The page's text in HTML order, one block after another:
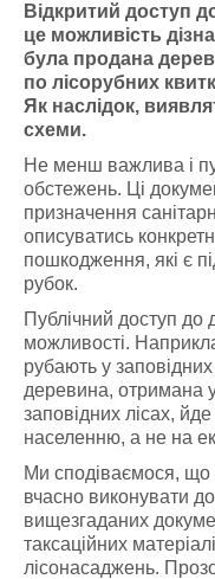
Відкритий доступ
це можливість
була продана
по лісорубних
Як наслідок,
схеми.
Не менш важлива і
обстежень. Ці
призначення
описуватись
пошкодження, які є
рубок.
Публічний доступ до
можливості.
рубають у заповідних
деревина, отримана
заповідних лісах,
населенню, а не на
Ми сподіваємося, що
вчасно виконувати
вищезгаданих
таксаційних
лісонасаджень.